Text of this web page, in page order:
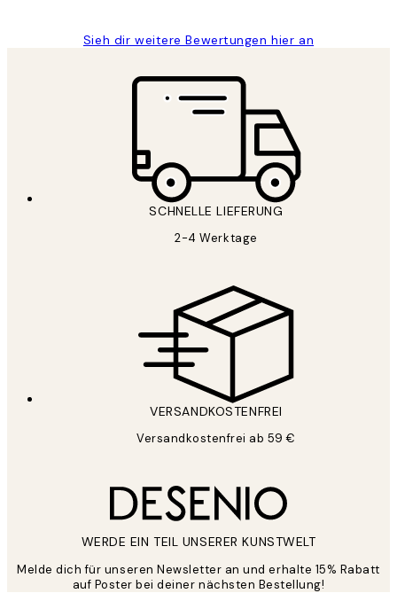
Sieh dir weitere Bewertungen hier an
SCHNELLE LIEFERUNG
2-4 Werktage
VERSANDKOSTENFREI
Versandkostenfrei ab 59 €
WERDE EIN TEIL UNSERER KUNSTWELT
Melde dich für unseren Newsletter an und erhalte 15% Rabatt
auf Poster bei deiner nächsten Bestellung!